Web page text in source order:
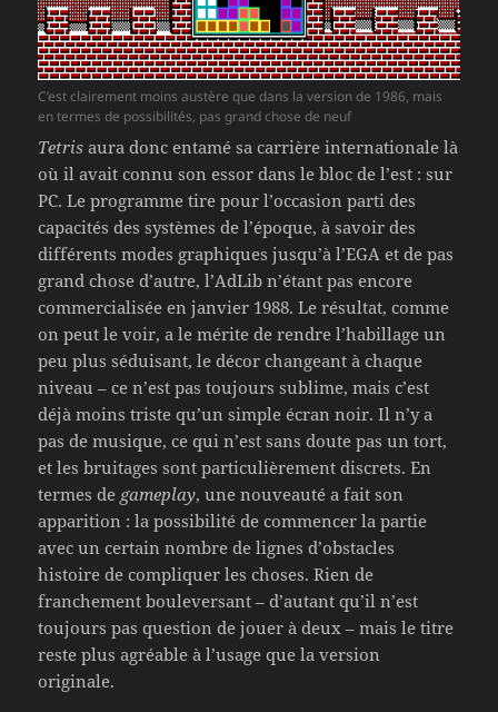
C’est clairement moins austère que dans la version de 1986, mais
en termes de possibilités, pas grand chose de neuf
Tetris aura donc entamé sa carrière internationale là
où il avait connu son essor dans le bloc de l’est : sur
PC. Le programme tire pour l’occasion parti des
capacités des systèmes de l’époque, à savoir des
différents modes graphiques jusqu’à l’EGA et de pas
grand chose d’autre, l’AdLib n’étant pas encore
commercialisée en janvier 1988. Le résultat, comme
on peut le voir, a le mérite de rendre l’habillage un
peu plus séduisant, le décor changeant à chaque
niveau – ce n’est pas toujours sublime, mais c’est
déjà moins triste qu’un simple écran noir. Il n’y a
pas de musique, ce qui n’est sans doute pas un tort,
et les bruitages sont particulièrement discrets. En
termes de gameplay, une nouveauté a fait son
apparition : la possibilité de commencer la partie
avec un certain nombre de lignes d’obstacles
histoire de compliquer les choses. Rien de
franchement bouleversant – d’autant qu’il n’est
toujours pas question de jouer à deux – mais le titre
reste plus agréable à l’usage que la version
originale.